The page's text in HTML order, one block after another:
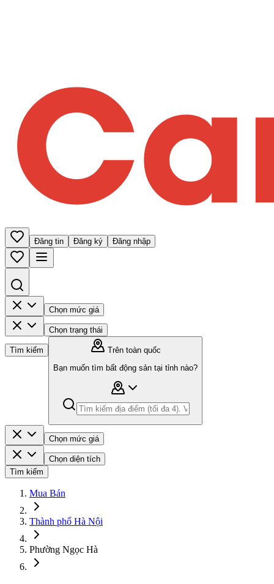
Đăng tin Đăng ký Đăng nhập
Chọn mức giá
Chọn trạng thái
Tìm kiếm
Trên toàn quốc
Bạn muốn tìm bất động sản tại tỉnh nào?
Chọn mức giá
Chọn diện tích
Tìm kiếm
Mua Bán
Thành phố Hà Nội
Phường Ngọc Hà